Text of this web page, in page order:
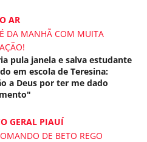
AR
DA MANHÃ COM MUITA
pula janela e salva estudante
em escola de Teresina:
a Deus por ter me dado
GERAL PIAUÍ
DE BETO REGO